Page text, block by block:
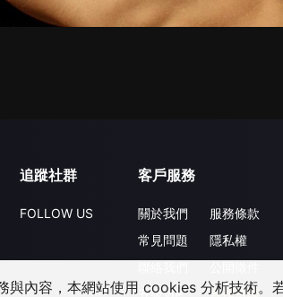
追蹤社群
FOLLOW US
客戶服務
關於我們
常見問題
升級VIP
服務條款
隱私權
合作洽談
與內容，本網站使用 cookies 分析技術。